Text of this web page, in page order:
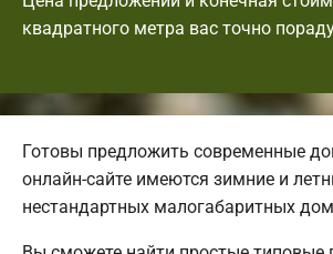
квадратного метра вас точно
Готовы предложить современные
онлайн-сайте имеются зимние и
нестандартных малогабаритных